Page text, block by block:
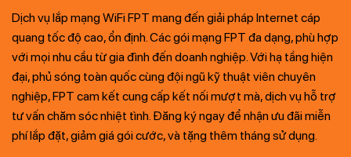
Dịch vụ lắp mạng WiFi FPT mang đến giải pháp Internet cáp
quang tốc độ cao, ổn định. Các gói mạng FPT đa dạng, phù hợp
với mọi nhu cầu từ gia đình đến doanh nghiệp. Với hạ tầng hiện
đại, phủ sóng toàn quốc cùng đội ngũ kỹ thuật viên chuyên
nghiệp, FPT cam kết cung cấp kết nối mượt mà, dịch vụ hỗ trợ
tư vấn chăm sóc nhiệt tình. Đăng ký ngay để nhận ưu đãi miễn
phí lắp đặt, giảm giá gói cước, và tặng thêm tháng sử dụng.